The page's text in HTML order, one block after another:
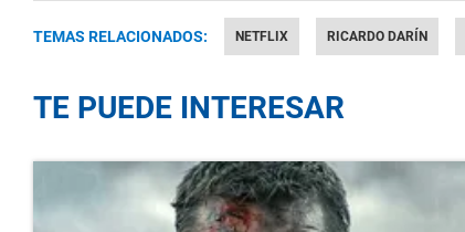
TEMAS RELACIONADOS: NETFLIX RICARDO DARÍN
TE PUEDE INTERESAR